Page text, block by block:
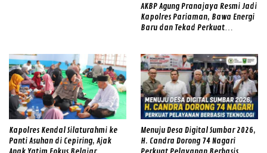
AKBP Agung Pranajaya Resmi Jadi
Kapolres Pariaman, Bawa Energi
Baru dan Tekad Perkuat
Kapolres Kendal Silaturahmi ke
Panti Asuhan di Cepiring, Ajak
Menuju Desa Digital Sumbar 2026,
H. Candra Dorong 74 Nagari